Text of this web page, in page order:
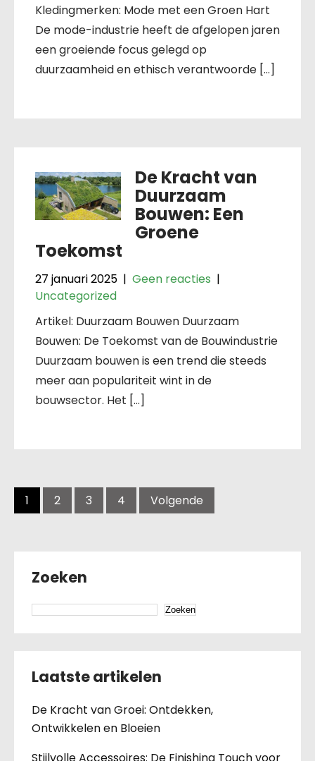
Kledingmerken: Mode met een Groen Hart
De mode-industrie heeft de afgelopen jaren
een groeiende focus gelegd op
duurzaamheid en ethisch verantwoorde […]
De Kracht van
Duurzaam
Bouwen: Een
Groene
Toekomst
27 januari 2025 | Geen reacties |
Uncategorized
Artikel: Duurzaam Bouwen Duurzaam
Bouwen: De Toekomst van de Bouwindustrie
Duurzaam bouwen is een trend die steeds
meer aan populariteit wint in de
bouwsector. Het […]
Berichten
navigatie
1 2 3 4 Volgende
Zoeken
Zoeken
Laatste artikelen
De Kracht van Groei: Ontdekken,
Ontwikkelen en Bloeien